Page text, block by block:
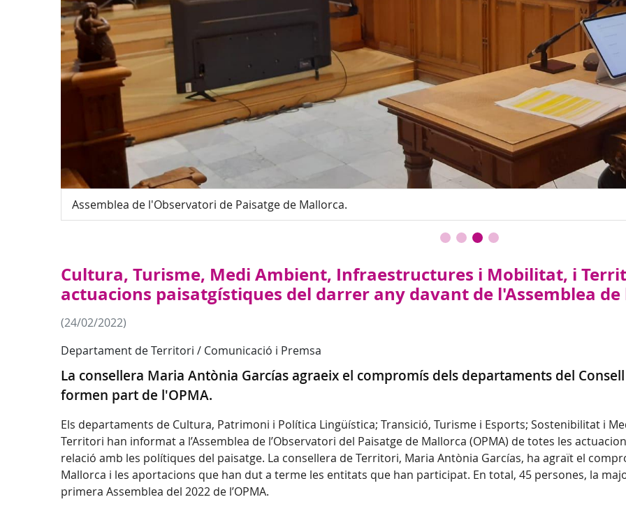
Assemblea de l'Observatori de Paisatge de Mallorca.
Cultura, Turisme, Medi Ambient, Infraestructures i Mobilitat, i
actuacions paisatgístiques del darrer any davant de l'Assemblea
(24/02/2022)
Departament de Territori / Comunicació i Premsa
La consellera Maria Antònia Garcías agraeix el compromís dels departaments del
formen part de l'OPMA.
Els departaments de Cultura, Patrimoni i Política Lingüística; Transició, Turisme i Esports; Sostenibilitat i
Territori han informat a l’Assemblea de l’Observatori del Paisatge de Mallorca (OPMA) de totes les
relació amb les polítiques del paisatge. La consellera de Territori, Maria Antònia Garcías, ha agraït el
Mallorca i les aportacions que han dut a terme les entitats que han participat. En total, 45 persones, la
primera Assemblea del 2022 de l’OPMA.